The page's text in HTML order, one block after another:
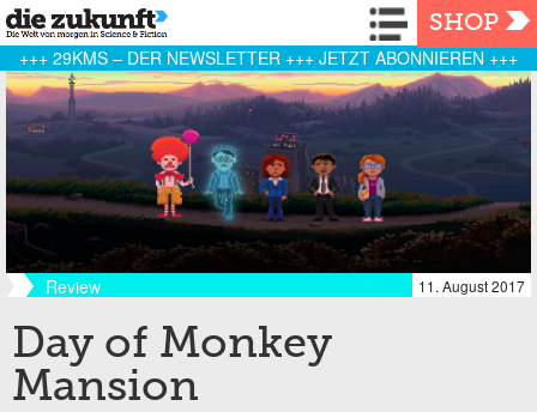
Navigation
SHOP
+++ 29KMS – DER NEWSLETTER +++ JETZT ABONNIEREN +++
Review 11. August 2017
Day of Monkey
Mansion